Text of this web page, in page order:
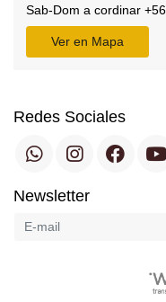
Sab-Dom a cordinar
Ver en Mapa
Redes Sociales
Newsletter